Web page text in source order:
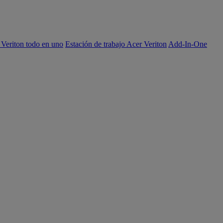
todo en uno Estación de trabajo Acer Veriton Add-In-One